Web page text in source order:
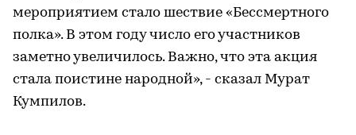
мероприятием стало шествие «Бессмертного
полка». В этом году число его участников
заметно увеличилось. Важно, что эта акция
стала поистине народной», - сказал Мурат
Кумпилов.